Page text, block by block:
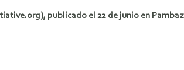
publicado el 22 de junio en